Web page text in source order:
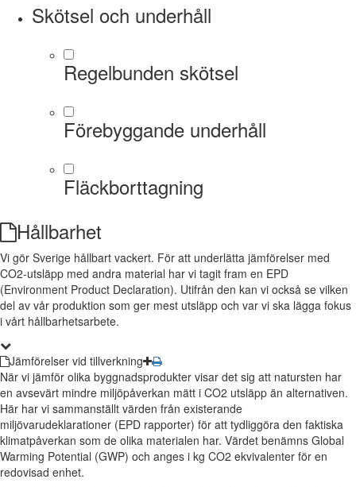
Skötsel och underhåll
Regelbunden skötsel
Förebyggande underhåll
Fläckborttagning
Hållbarhet
Vi gör Sverige hållbart vackert. För att underlätta jämförelser med
CO2-utsläpp med andra material har vi tagit fram en EPD
(Environment Product Declaration). Utifrån den kan vi också se vilken
del av vår produktion som ger mest utsläpp och var vi ska lägga fokus
i vårt hållbarhetsarbete.
Jämförelser vid tillverkning
När vi jämför olika byggnadsprodukter visar det sig att natursten har
en avsevärt mindre miljöpåverkan mätt i CO2 utsläpp än alternativen.
Här har vi sammanställt värden från existerande
miljövarudeklarationer (EPD rapporter) för att tydliggöra den faktiska
klimatpåverkan som de olika materialen har. Värdet benämns Global
Warming Potential (GWP) och anges i kg CO2 ekvivalenter för en
redovisad enhet.